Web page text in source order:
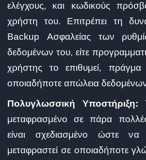
ελέγχους, και κωδικούς
χρήστη του. Επιτρέπει τη
Backup Ασφαλείας των
δεδομένων του, είτε
χρήστης το επιθυμεί, πράγμα
οποιαδήποτε απώλεια
Πολυγλωσσική Υποστήριξη:
μεταφρασμένο σε πάρα
είναι σχεδιασμένο ώστε
μεταφραστεί σε οποιαδήποτε